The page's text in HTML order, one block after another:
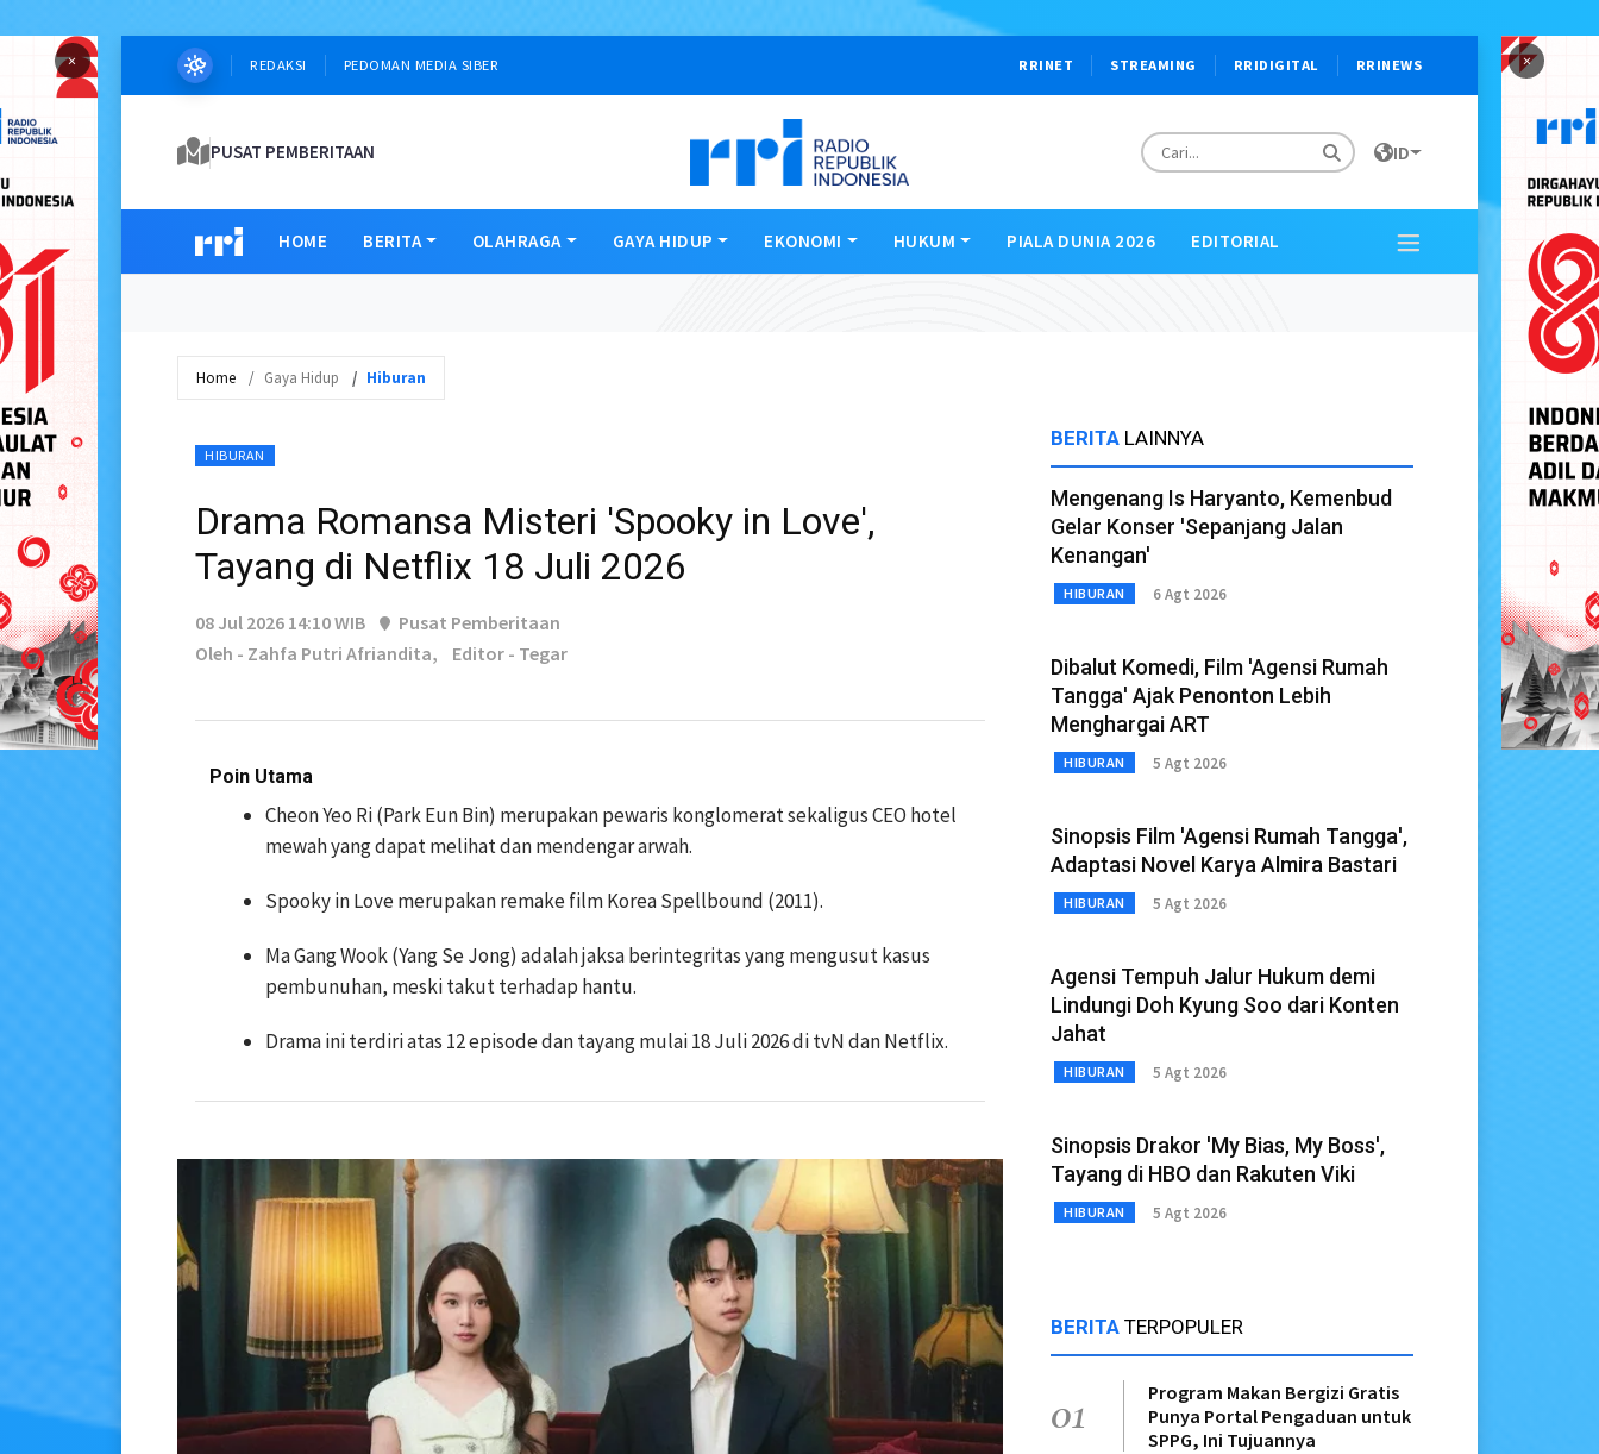
× ×
REDAKSI PEDOMAN MEDIA SIBER RRINET STREAMING RRIDIGITAL RRINEWS
PUSAT PEMBERITAAN ID
HOME BERITA OLAHRAGA GAYA HIDUP EKONOMI HUKUM PIALA DUNIA 2026 EDITORIAL
Home Gaya Hidup Hiburan
HIBURAN
Drama Romansa Misteri 'Spooky in Love',
Tayang di Netflix 18 Juli 2026
08 Jul 2026 14:10 WIB
Pusat Pemberitaan
Oleh - Zahfa Putri Afriandita,
Editor - Tegar
Poin Utama
Cheon Yeo Ri (Park Eun Bin) merupakan pewaris konglomerat sekaligus CEO hotel
mewah yang dapat melihat dan mendengar arwah.
Spooky in Love merupakan remake film Korea Spellbound (2011).
Ma Gang Wook (Yang Se Jong) adalah jaksa berintegritas yang mengusut kasus
pembunuhan, meski takut terhadap hantu.
Drama ini terdiri atas 12 episode dan tayang mulai 18 Juli 2026 di tvN dan Netflix.
BERITA LAINNYA
Mengenang Is Haryanto, Kemenbud
Gelar Konser 'Sepanjang Jalan
Kenangan'
HIBURAN 6 Agt 2026
Dibalut Komedi, Film 'Agensi Rumah
Tangga' Ajak Penonton Lebih
Menghargai ART
HIBURAN 5 Agt 2026
Sinopsis Film 'Agensi Rumah Tangga',
Adaptasi Novel Karya Almira Bastari
HIBURAN 5 Agt 2026
Agensi Tempuh Jalur Hukum demi
Lindungi Doh Kyung Soo dari Konten
Jahat
HIBURAN 5 Agt 2026
Sinopsis Drakor 'My Bias, My Boss',
Tayang di HBO dan Rakuten Viki
HIBURAN 5 Agt 2026
BERITA TERPOPULER
01
Program Makan Bergizi Gratis
Punya Portal Pengaduan untuk
SPPG, Ini Tujuannya